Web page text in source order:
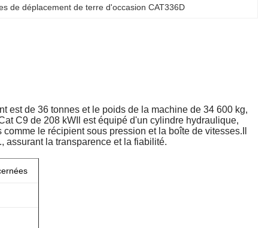
de déplacement de terre d'occasion CAT336D
est de 36 tonnes et le poids de la machine de 34 600 kg,
C9 de 208 kWIl est équipé d'un cylindre hydraulique,
le récipient sous pression et la boîte de vitesses.Il
assurant la transparence et la fiabilité.